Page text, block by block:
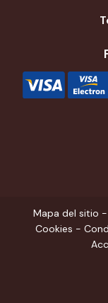
Mapa del sitio -
Cookies -